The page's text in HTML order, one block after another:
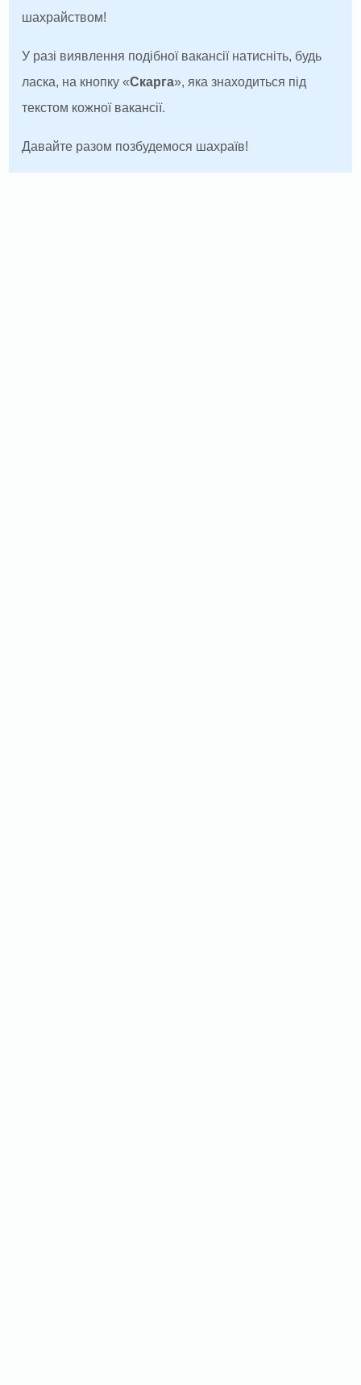
шахрайством!
У разі виявлення подібної вакансії натисніть, будь
ласка, на кнопку «Скарга», яка знаходиться під
текстом кожної вакансії.
Давайте разом позбудемося шахраїв!